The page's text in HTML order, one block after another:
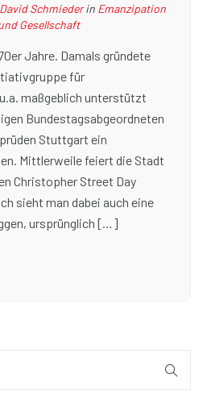
David Schmieder in Emanzipation
Gesellschaft
Jahre. Damals gründete
für
maßgeblich unterstützt
Bundestagsabgeordneten
Stuttgart ein
Mittlerweile feiert die Stadt
Christopher Street Day
sieht man dabei auch eine
ursprünglich […]